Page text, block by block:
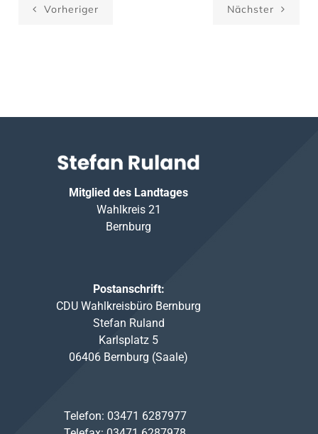
Vorheriger Nächster
Mitglied des Landtages
Wahlkreis 21
Bernburg
Postanschrift:
CDU Wahlkreisbüro Bernburg
Stefan Ruland
Karlsplatz 5
06406 Bernburg (Saale)
Telefon: 03471 6287977